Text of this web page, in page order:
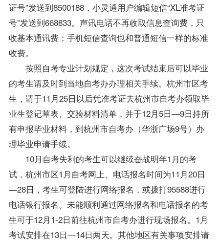
证号”发送到8500188，小灵通用户编辑短信“XL准考证
号”发送到668833。声讯电话不再收取信息查询费，只
收基本通讯费；手机短信查询也和普通短信一样的标准
收费。
按照自考专业计划规定，这次考试结束后可以毕业
的考生请及时到当地自考办办理相关手续。杭州市区考
生，请于11月25日以后凭准考证去杭州市自考办领取毕
业生登记草表、交验材料清单，并于12月5日—9日持所
有申报毕业材料，到杭州市自考办（华浙广场9号）办
理毕业申请手续。
10月自考失利的考生可以继续奋战明年1月的考
试，杭州市区1月自考网上、电话报名时间为11月20日
—28日，考生可登陆进行网络报名，或拨打95588进行
电话银行报名。未能顺利通过网络报名和电话报名的考
生可于12月1-2日前往杭州市自考办进行现场报名。1月
考试安排在13日—14日两天。其他地区有关事项安排请